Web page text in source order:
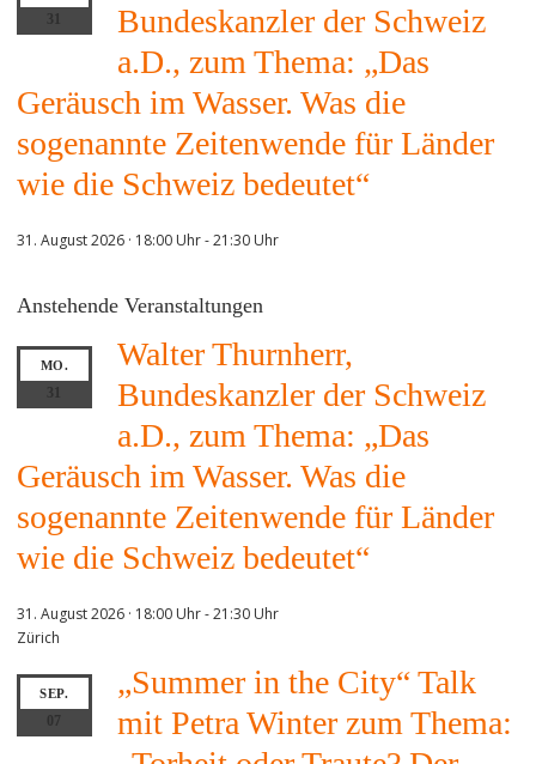
31
Bundeskanzler der Schweiz
a.D., zum Thema: „Das
Geräusch im Wasser. Was die
sogenannte Zeitenwende für Länder
wie die Schweiz bedeutet“
31. August 2026 · 18:00 Uhr-21:30 Uhr
Anstehende Veranstaltungen
MO.
31
Walter Thurnherr,
Bundeskanzler der Schweiz
a.D., zum Thema: „Das
Geräusch im Wasser. Was die
sogenannte Zeitenwende für Länder
wie die Schweiz bedeutet“
31. August 2026 · 18:00 Uhr-21:30 Uhr
Zürich
SEP.
07
„Summer in the City“ Talk
mit Petra Winter zum Thema: